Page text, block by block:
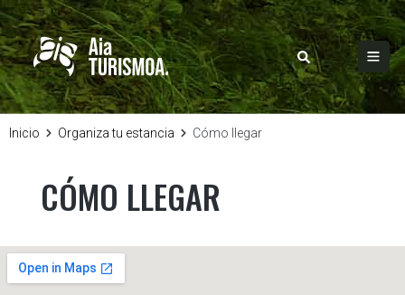
Inicio Organiza tu estancia Cómo llegar
CÓMO LLEGAR